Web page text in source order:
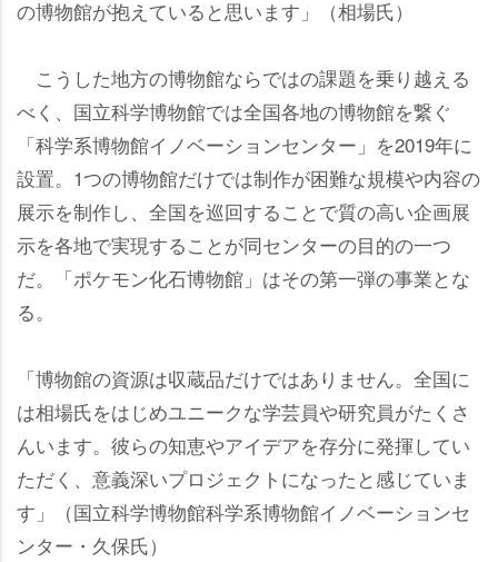
の博物館が抱えていると思います」（相場氏）
こうした地方の博物館ならではの課題を乗り越える
べく、国立科学博物館では全国各地の博物館を繋ぐ
「科学系博物館イノベーションセンター」を2019年に
設置。1つの博物館だけでは制作が困難な規模や内容の
展示を制作し、全国を巡回することで質の高い企画展
示を各地で実現することが同センターの目的の一つ
だ。「ポケモン化石博物館」はその第一弾の事業とな
る。
「博物館の資源は収蔵品だけではありません。全国に
は相場氏をはじめユニークな学芸員や研究員がたくさ
んいます。彼らの知恵やアイデアを存分に発揮してい
ただく、意義深いプロジェクトになったと感じていま
す」（国立科学博物館科学系博物館イノベーションセ
ンター・久保氏）